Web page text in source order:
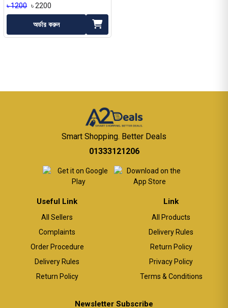
৳ 1200 ৳ 2200
অর্ডার করুন
Smart Shopping. Better Deals
01333121206
Useful Link
All Sellers
Complaints
Order Procedure
Delivery Rules
Return Policy
Link
All Products
Delivery Rules
Return Policy
Privacy Policy
Terms & Conditions
Newsletter Subscribe